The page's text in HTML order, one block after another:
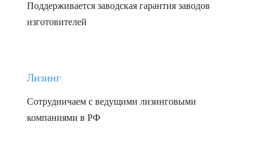
Поддерживается заводская гарантия заводов
изготовителей
Лизинг
Сотрудничаем с ведущими лизинговыми
компаниями в РФ